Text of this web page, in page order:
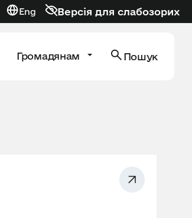
Eng Версія для слабозорих
Громадянам Пошук